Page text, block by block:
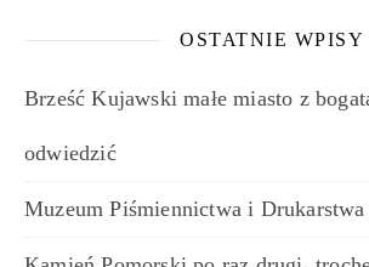
OSTATNIE WPISY
Brześć Kujawski małe miasto z
odwiedzić
Muzeum Piśmiennictwa i